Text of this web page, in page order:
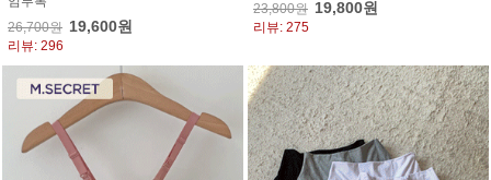
26,700원 19,600원
리뷰: 296
23,800원 19,800원
리뷰: 275